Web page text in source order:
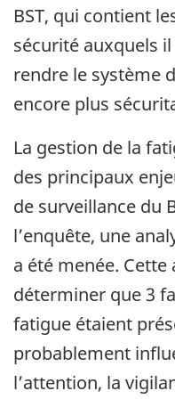
BST, qui contient
sécurité auxquels
rendre le système
encore plus
La gestion de la
des principaux
de surveillance du
l’enquête, une
a été menée.
déterminer que 3
fatigue étaient
probablement
l’attention, la